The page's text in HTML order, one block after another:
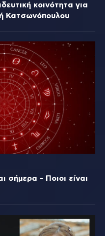
κοινότητα για
Κατσωνόπουλου
σήμερα - Ποιοι είναι